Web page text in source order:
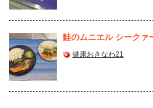
鮭のムニエル シークァ
健康おきなわ21